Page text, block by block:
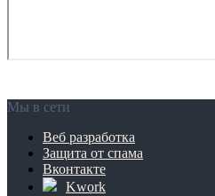
Мы в сети
Веб разработка
Защита от спама
Вконтакте
Kwork